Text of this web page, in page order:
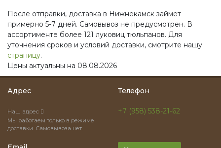
После отправки, доставка в Нижнекамск займет
примерно 5-7 дней. Самовывоз не предусмотрен. В
ассортименте более 121 луковиц тюльпанов. Для
уточнения сроков и условий доставки, смотрите нашу
страницу.
Цены актуальны на 08.08.2026
Адрес
Наш адрес
Мы работаем только в режиме
доставки. Самовывоза нет.
Телефон
+7 (958) 538-21-62